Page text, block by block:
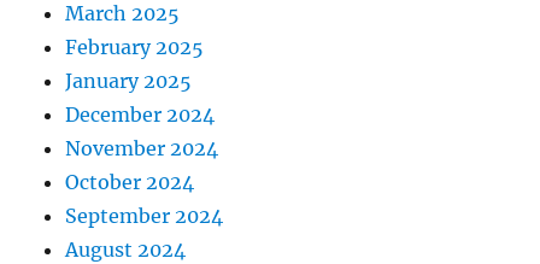
March 2025
February 2025
January 2025
December 2024
November 2024
October 2024
September 2024
August 2024